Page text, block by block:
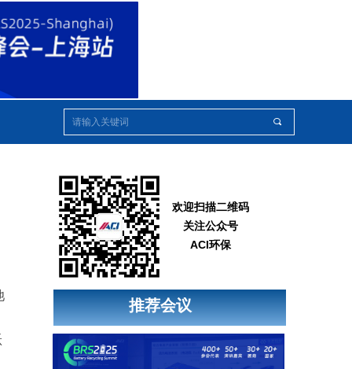
끠
欢迎扫描二维码
关注公众号
ACI环保
推荐会议